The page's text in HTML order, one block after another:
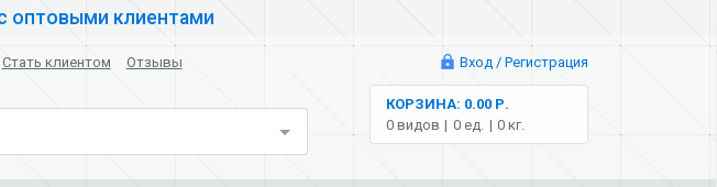
оптовыми клиентами
Стать клиентом Отзывы Вход / Регистрация
КОРЗИНА: 0.00 Р.
0 видов
0 ед. 0 кг.